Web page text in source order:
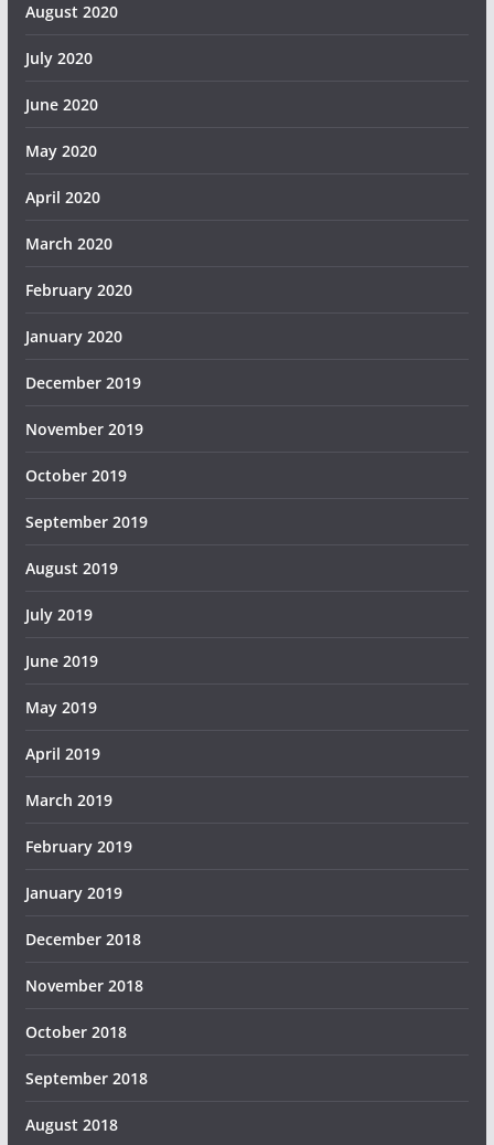
August 2020
July 2020
June 2020
May 2020
April 2020
March 2020
February 2020
January 2020
December 2019
November 2019
October 2019
September 2019
August 2019
July 2019
June 2019
May 2019
April 2019
March 2019
February 2019
January 2019
December 2018
November 2018
October 2018
September 2018
August 2018